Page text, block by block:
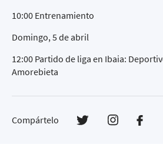
10:00 Entrenamiento
Domingo, 5 de abril
12:00 Partido de liga en Ibaia:
Amorebieta
Compártelo